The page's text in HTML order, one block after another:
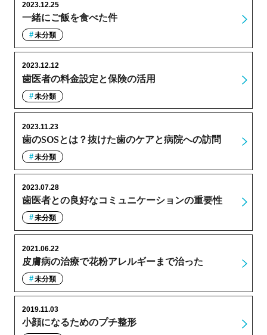
一緒にご飯を食べた件
2023.12.25
未分類
歯医者の料金設定と保険の活用
2023.12.12
未分類
歯のSOSとは？抜けた歯のケアと病院への訪問
2023.11.23
未分類
歯医者との良好なコミュニケーションの重要性
2023.07.28
未分類
皮膚病の治療で花粉アレルギーまで治った
2021.06.22
未分類
小顔になるためのプチ整形
2019.11.03